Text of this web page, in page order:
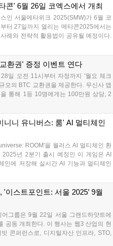
콘' 6월 26일 코엑스에서 개최
인 서울메타위크 2025(SMW)가 6월 코
터 27일까지 열리는 메타콘2025에서는
례와 전략적 활용법이 공유될 예정이다.
를 진화시키는 글로벌 사례를 소개한
환권' 증정 이벤트 연다
일 오전 11시부터 자정까지 '월요 체크
모의 BTC 교환권을 제공한다. 무신사 앱
통해 1등 10명에게는 100만원 상당, 2
에게는 2만원 상당의 BTC 교환권을 지
니니 유니버스: 룸' AI 멀티체인
ROOM'을 월러스 AI 멀티체인 환
2025년 2분기 출시 예정인 이 게임은 AI
인에 저장해 실시간 AI 기능과 멀티체인
어 성과에 따라 게임 자산, AI 캐릭터가
할 계획이다....
이스트포인트: 서울 2025’ 9월
그룹은 9월 22일 서울 그랜드하얏트에
공동 개최한다. 이 행사는 웹3 산업의 현
콘퍼런스로, 디지털자산 인프라, STO,
젠다를 다룬다. 라운드테이블, B2B 매